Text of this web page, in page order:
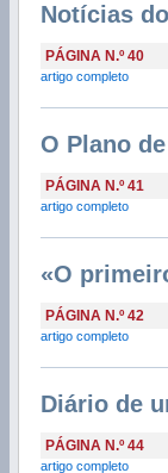
Notícias
PÁGINA N.º 40
artigo completo
O Plano
PÁGINA N.º 41
artigo completo
«O
PÁGINA N.º 42
artigo completo
Diário de
PÁGINA N.º 44
artigo completo